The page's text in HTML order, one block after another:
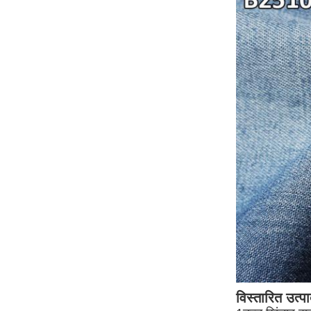
विस्तारित